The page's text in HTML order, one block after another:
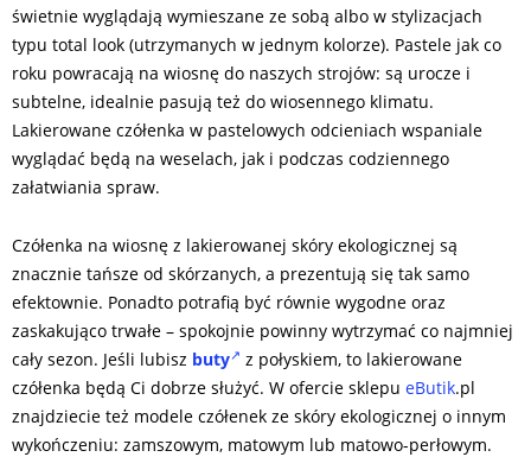
świetnie wyglądają wymieszane ze sobą albo w stylizacjach
typu total look (utrzymanych w jednym kolorze). Pastele jak co
roku powracają na wiosnę do naszych strojów: są urocze i
subtelne, idealnie pasują też do wiosennego klimatu.
Lakierowane czółenka w pastelowych odcieniach wspaniale
wyglądać będą na weselach, jak i podczas codziennego
załatwiania spraw.
Czółenka na wiosnę z lakierowanej skóry ekologicznej są
znacznie tańsze od skórzanych, a prezentują się tak samo
efektownie. Ponadto potrafią być równie wygodne oraz
zaskakująco trwałe – spokojnie powinny wytrzymać co najmniej
cały sezon. Jeśli lubisz buty
z połyskiem, to lakierowane
czółenka będą Ci dobrze służyć. W ofercie sklepu eButik.pl
znajdziecie też modele czółenek ze skóry ekologicznej o innym
wykończeniu: zamszowym, matowym lub matowo-perłowym.